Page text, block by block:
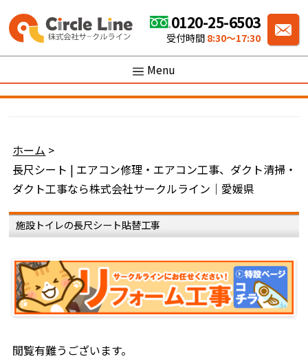
0120-25-6503
受付時間 8:30〜17:30
Menu
ホーム >
長尺シート | エアコン修理・エアコン工事、ダクト清掃・
ダクト工事なら株式会社サークルライン｜愛媛県
施設トイレの長尺シート貼替工事
閲覧有難うございます。